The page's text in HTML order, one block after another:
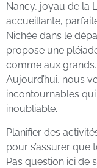
Nancy, joyau de la
accueillante,
Nichée dans le
propose une
comme aux
Aujourd’hui, nous
incontournables
inoubliable.
Planifier des
pour s’assurer
Pas question ici de